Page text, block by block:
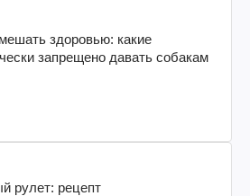
здоровью: какие
запрещено давать собакам
рулет: рецепт